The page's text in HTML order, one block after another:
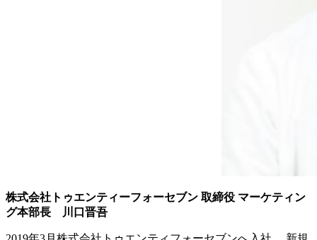
株式会社トゥエンティーフォーセブン 取締役 マーケティン
グ本部長 川口晋吾